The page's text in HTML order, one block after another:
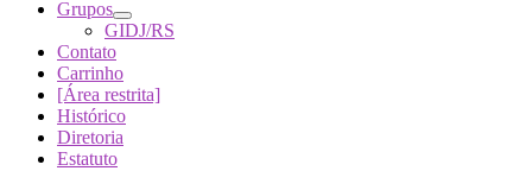
Grupos
GIDJ/RS
Contato
Carrinho
[Área restrita]
Histórico
Diretoria
Estatuto